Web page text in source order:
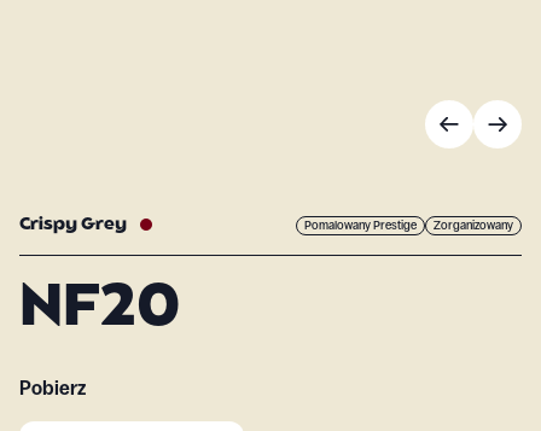
Crispy Grey Pomalowany Prestige Zorganizowany
NF20
Pobierz